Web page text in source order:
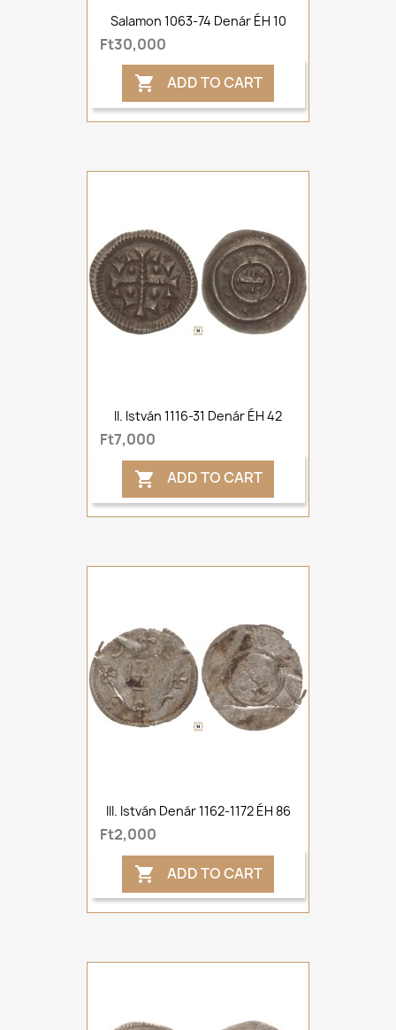
Salamon 1063-74 Denár ÉH 10
Ft30,000
 ADD TO CART
II. István 1116-31 Denár ÉH 42
Ft7,000
 ADD TO CART
III. István Denár 1162-1172 ÉH 86
Ft2,000
 ADD TO CART